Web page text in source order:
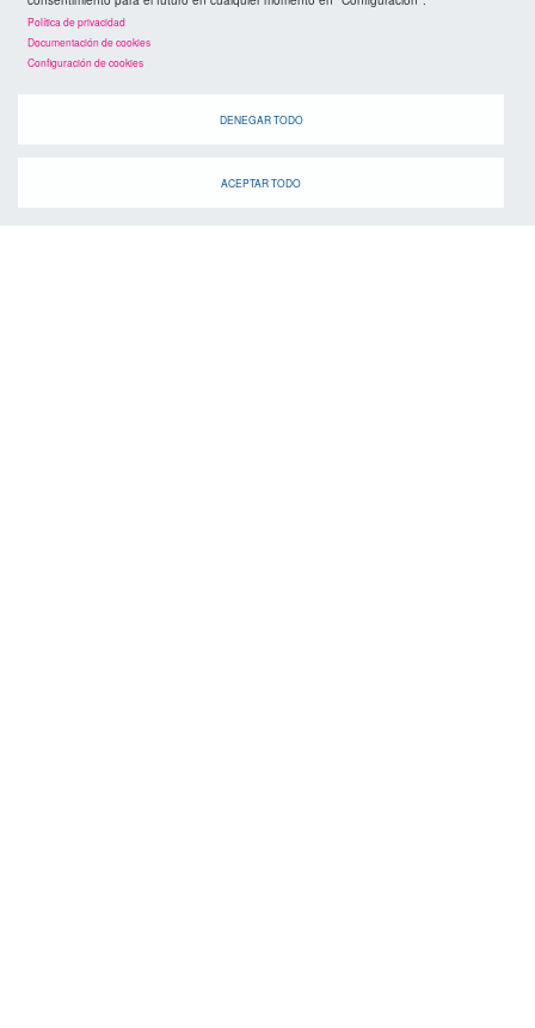
Política de privacidad
Documentación de cookies
Configuración de cookies
DENEGAR TODO
ACEPTAR TODO